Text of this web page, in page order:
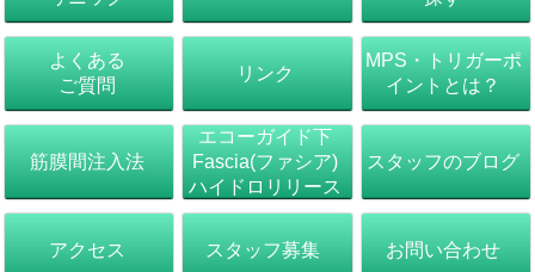
よくある
ご質問
リンク
MPS・トリガーポ
イントとは？
筋膜間注入法
エコーガイド下
Fascia(ファシア)
ハイドロリリース
スタッフのブログ
アクセス スタッフ募集 お問い合わせ